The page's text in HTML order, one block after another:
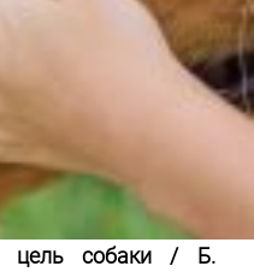
цель собаки / Б.